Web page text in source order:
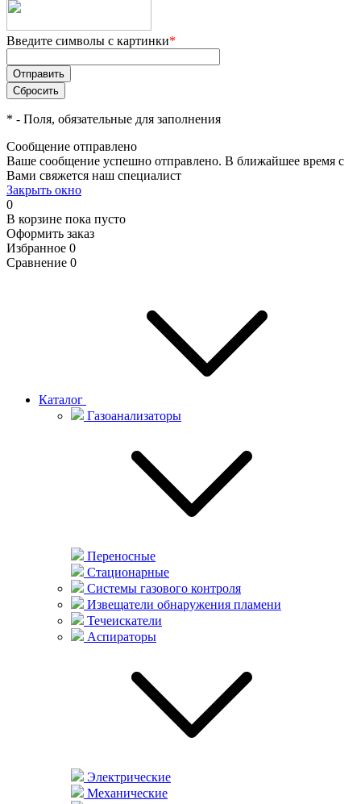
Введите символы с картинки*
* - Поля, обязательные для заполнения
Сообщение отправлено
Ваше сообщение успешно отправлено. В ближайшее время с
Вами свяжется наш специалист
Закрыть окно
0
В корзине пока пусто
Оформить заказ
Избранное 0
Сравнение 0
Каталог
Газоанализаторы
Переносные
Стационарные
Системы газового контроля
Извещатели обнаружения пламени
Течеискатели
Аспираторы
Электрические
Механические